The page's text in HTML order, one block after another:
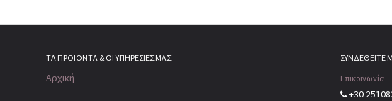
ΤΑ ΠΡΟΪΌΝΤΑ & ΟΙ ΥΠΗΡΕΣΊΕΣ ΜΑΣ
Αρχική
ΣΥΝΔΕΘΕΙΤΕ
Επικοινωνία
+30